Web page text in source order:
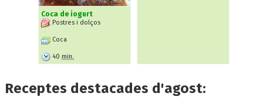
Coca de iogurt
Postres i dolços
Coca
40 min.
Receptes destacades d'agost: